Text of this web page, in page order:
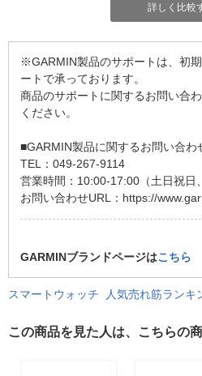
詳しく比較
※GARMIN製品のサポートは、初
ートで承っております。
商品のサポートに関するお問い合
ください。
■GARMIN製品に関するお問い合わ
TEL：049-267-9114
営業時間：10:00-17:00（土日祝日
お問い合わせURL：https://
GARMINブランドページはこちら
スマートウォッチ 人気売れ筋ランキ
この商品を見た人は、こちらの